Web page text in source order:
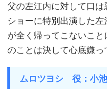
父の左江内に対して口
ショーに特別出演した
が全く帰ってこないこ
のことは決して心底嫌っ
ムロツヨシ 役：小池